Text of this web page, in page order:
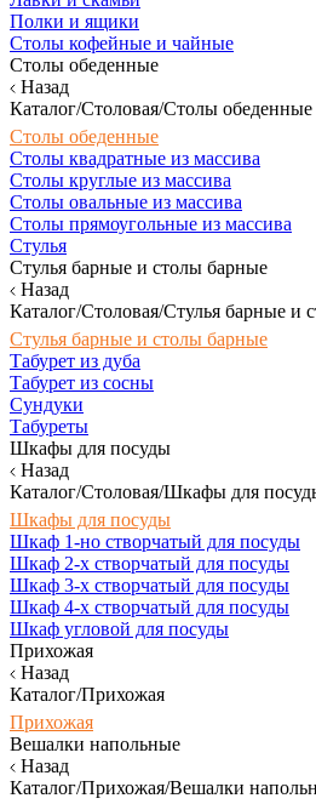
Полки и ящики
Столы кофейные и чайные
Столы обеденные
Назад
Каталог/Столовая/Столы обеденные
Столы обеденные
Столы квадратные из массива
Столы круглые из массива
Столы овальные из массива
Столы прямоугольные из массива
Стулья
Стулья барные и столы барные
Назад
Каталог/Столовая/Стулья барные и
Стулья барные и столы барные
Табурет из дуба
Табурет из сосны
Сундуки
Табуреты
Шкафы для посуды
Назад
Каталог/Столовая/Шкафы для
Шкафы для посуды
Шкаф 1-но створчатый для посуды
Шкаф 2-х створчатый для посуды
Шкаф 3-х створчатый для посуды
Шкаф 4-х створчатый для посуды
Шкаф угловой для посуды
Прихожая
Назад
Каталог/Прихожая
Прихожая
Вешалки напольные
Назад
Каталог/Прихожая/Вешалки